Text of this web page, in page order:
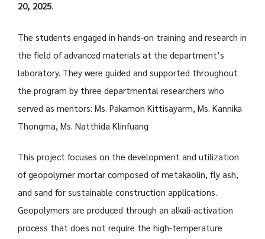
20, 2025.
The students engaged in hands-on training and research in
the field of advanced materials at the department’s
laboratory. They were guided and supported throughout
the program by three departmental researchers who
served as mentors: Ms. Pakamon Kittisayarm, Ms. Kannika
Thongma, Ms. Natthida Klinfuang
This project focuses on the development and utilization
of geopolymer mortar composed of metakaolin, fly ash,
and sand for sustainable construction applications.
Geopolymers are produced through an alkali-activation
process that does not require the high-temperature